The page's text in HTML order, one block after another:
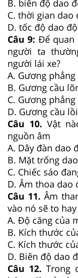
B. biên độ dao
C. thời gian dao
D. tốc độ dao
Câu 9: Để quan
người ta
người lái xe?
A. Gương phẳng
B. Gương cầu
C. Gương
D. Gương cầu lồi
Câu 10.Vật
nguồn âm
A. Dây đàn dao
B. Mặt trống
C. Chiếc sáo
D. Âm thoa dao
Câu 11.Âm
vào nó sẽ to
A. Độ căng của
B. Kích thước
C. Kích thước
D. Biên độ dao
Câu 12. Trong